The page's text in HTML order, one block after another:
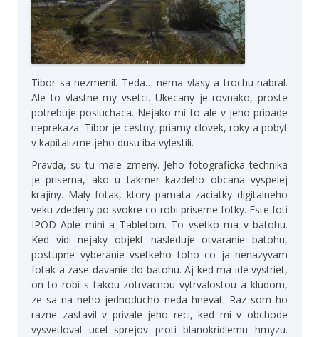
Tibor sa nezmenil. Teda… nema vlasy a trochu nabral.
Ale to vlastne my vsetci. Ukecany je rovnako, proste
potrebuje posluchaca. Nejako mi to ale v jeho pripade
neprekaza. Tibor je cestny, priamy clovek, roky a pobyt
v kapitalizme jeho dusu iba vylestili.
Pravda, su tu male zmeny. Jeho fotograficka technika
je priserna, ako u takmer kazdeho obcana vyspelej
krajiny. Maly fotak, ktory pamata zaciatky digitalneho
veku zdedeny po svokre co robi priserne fotky. Este foti
IPOD Aple mini a Tabletom. To vsetko ma v batohu.
Ked vidi nejaky objekt nasleduje otvaranie batohu,
postupne vyberanie vsetkeho toho co ja nenazyvam
fotak a zase davanie do batohu. Aj ked ma ide vystriet,
on to robi s takou zotrvacnou vytrvalostou a kludom,
ze sa na neho jednoducho neda hnevat. Raz som ho
razne zastavil v privale jeho reci, ked mi v obchode
vysvetloval ucel sprejov proti blanokridlemu hmyzu.